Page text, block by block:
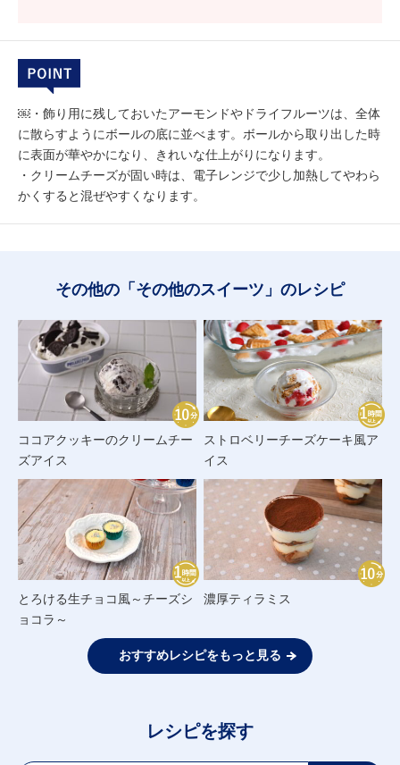
￼・飾り用に残しておいたアーモンドやドライフルーツは、全体
に散らすようにボールの底に並べます。ボールから取り出した時
に表面が華やかになり、きれいな仕上がりになります。
・クリームチーズが固い時は、電子レンジで少し加熱してやわら
かくすると混ぜやすくなります。
その他の「その他のスイーツ」のレシピ
ココアクッキーのクリームチー
ズアイス
ストロベリーチーズケーキ風ア
イス
とろける生チョコ風～チーズシ
ョコラ～
濃厚ティラミス
おすすめレシピをもっと見る
レシピを探す